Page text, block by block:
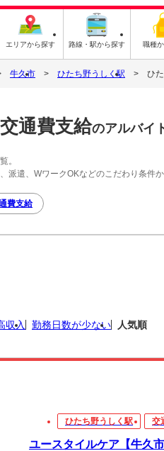
エリアから探す 路線・駅から探す 職種
牛久市 ひたち野うしく駅 ひ
通費支給のアルバイ
。
派遣、WワークOKなどのこだわり条件
費支給
収入 勤務日数が少ない 人気順
ひたち野うしく駅 交
ユースタイルケア【牛久